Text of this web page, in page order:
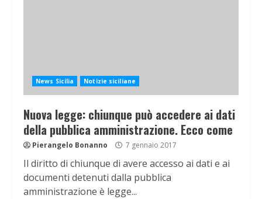
News Sicilia Notizie siciliane
Nuova legge: chiunque può accedere ai dati
della pubblica amministrazione. Ecco come
Pierangelo Bonanno 7 gennaio 2017
Il diritto di chiunque di avere accesso ai dati e ai
documenti detenuti dalla pubblica
amministrazione è legge...